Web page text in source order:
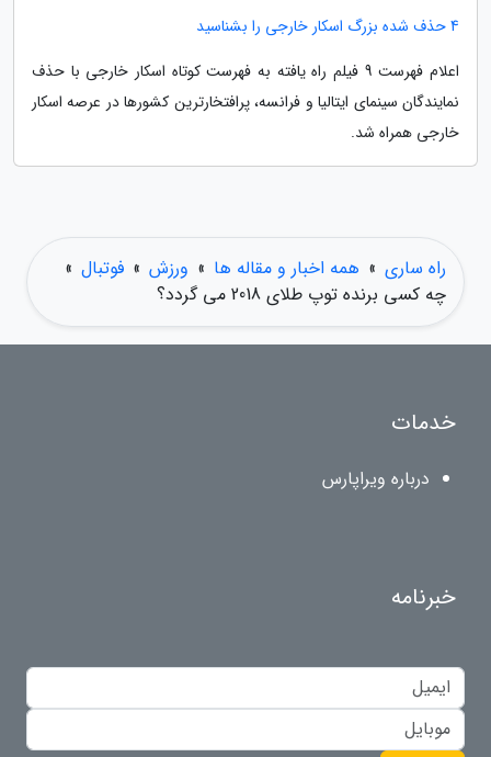
4 حذف شده بزرگ اسکار خارجی را بشناسید
اعلام فهرست 9 فیلم راه یافته به فهرست کوتاه اسکار خارجی با حذف
نمایندگان سینمای ایتالیا و فرانسه، پرافتخارترین کشورها در عرصه اسکار
خارجی همراه شد.
راه ساری » همه اخبار و مقاله ها » ورزش » فوتبال »
چه کسی برنده توپ طلای 2018 می گردد؟
خدمات
درباره ویراپارس
خبرنامه